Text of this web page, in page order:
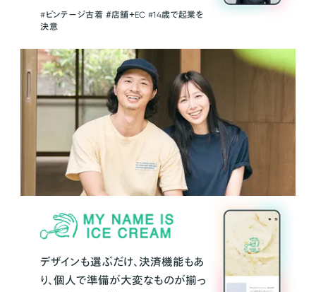
#ビンテージ古着 ＃店舗＋EC #14歳で起業を
決意
デザインも選ぶだけ、決済機能もあ
り、個人で準備が大変なものが揃っ